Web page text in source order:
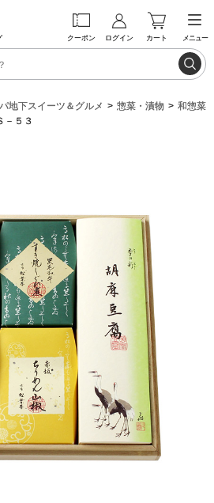
クーポン ログイン カート メニュー
地下スイーツ＆グルメ 惣菜・漬物
和惣菜
－５３